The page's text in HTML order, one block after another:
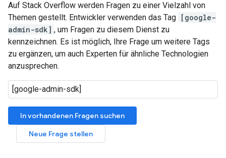
Auf Stack Overflow werden Fragen zu einer Vielzahl von
Themen gestellt. Entwickler verwenden das Tag [google-
admin-sdk] , um Fragen zu diesem Dienst zu
kennzeichnen. Es ist möglich, Ihre Frage um weitere Tags
zu ergänzen, um auch Experten für ähnliche Technologien
anzusprechen.
In vorhandenen Fragen suchen
Neue Frage stellen